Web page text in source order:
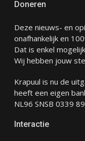
Doneren
Deze nieuws- en
onafhankelijk en
Dat is enkel
Wij hebben jouw
Krapuul is nu de
heeft een eigen
NL96 SNSB 0339
Interactie